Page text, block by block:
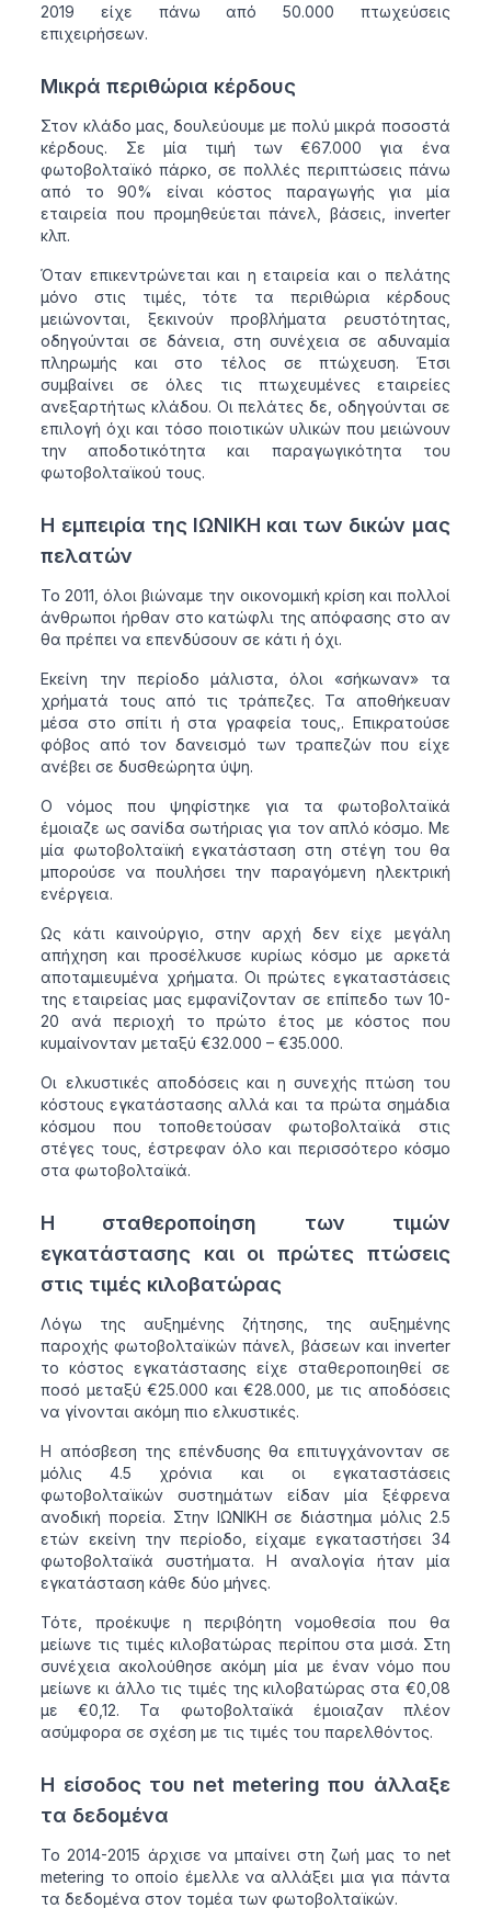
2019 είχε πάνω από 50.000 πτωχεύσεις
επιχειρήσεων.
Μικρά περιθώρια κέρδους
Στον κλάδο μας, δουλεύουμε με πολύ μικρά ποσοστά
κέρδους. Σε μία τιμή των €67.000 για ένα
φωτοβολταϊκό πάρκο, σε πολλές περιπτώσεις πάνω
από το 90% είναι κόστος παραγωγής για μία
εταιρεία που προμηθεύεται πάνελ, βάσεις, inverter
κλπ.
Όταν επικεντρώνεται και η εταιρεία και ο πελάτης
μόνο στις τιμές, τότε τα περιθώρια κέρδους
μειώνονται, ξεκινούν προβλήματα ρευστότητας,
οδηγούνται σε δάνεια, στη συνέχεια σε αδυναμία
πληρωμής και στο τέλος σε πτώχευση. Έτσι
συμβαίνει σε όλες τις πτωχευμένες εταιρείες
ανεξαρτήτως κλάδου. Οι πελάτες δε, οδηγούνται σε
επιλογή όχι και τόσο ποιοτικών υλικών που μειώνουν
την αποδοτικότητα και παραγωγικότητα του
φωτοβολταϊκού τους.
Η εμπειρία της ΙΩΝΙΚΗ και των δικών μας
πελατών
Το 2011, όλοι βιώναμε την οικονομική κρίση και πολλοί
άνθρωποι ήρθαν στο κατώφλι της απόφασης στο αν
θα πρέπει να επενδύσουν σε κάτι ή όχι.
Εκείνη την περίοδο μάλιστα, όλοι «σήκωναν» τα
χρήματά τους από τις τράπεζες. Τα αποθήκευαν
μέσα στο σπίτι ή στα γραφεία τους,. Επικρατούσε
φόβος από τον δανεισμό των τραπεζών που είχε
ανέβει σε δυσθεώρητα ύψη.
Ο νόμος που ψηφίστηκε για τα φωτοβολταϊκά
έμοιαζε ως σανίδα σωτήριας για τον απλό κόσμο. Με
μία φωτοβολταϊκή εγκατάσταση στη στέγη του θα
μπορούσε να πουλήσει την παραγόμενη ηλεκτρική
ενέργεια.
Ως κάτι καινούργιο, στην αρχή δεν είχε μεγάλη
απήχηση και προσέλκυσε κυρίως κόσμο με αρκετά
αποταμιευμένα χρήματα. Οι πρώτες εγκαταστάσεις
της εταιρείας μας εμφανίζονταν σε επίπεδο των 10-
20 ανά περιοχή το πρώτο έτος με κόστος που
κυμαίνονταν μεταξύ €32.000 – €35.000.
Οι ελκυστικές αποδόσεις και η συνεχής πτώση του
κόστους εγκατάστασης αλλά και τα πρώτα σημάδια
κόσμου που τοποθετούσαν φωτοβολταϊκά στις
στέγες τους, έστρεφαν όλο και περισσότερο κόσμο
στα φωτοβολταϊκά.
Η σταθεροποίηση των τιμών
εγκατάστασης και οι πρώτες πτώσεις
στις τιμές κιλοβατώρας
Λόγω της αυξημένης ζήτησης, της αυξημένης
παροχής φωτοβολταϊκών πάνελ, βάσεων και inverter
το κόστος εγκατάστασης είχε σταθεροποιηθεί σε
ποσό μεταξύ €25.000 και €28.000, με τις αποδόσεις
να γίνονται ακόμη πιο ελκυστικές.
Η απόσβεση της επένδυσης θα επιτυγχάνονταν σε
μόλις 4.5 χρόνια και οι εγκαταστάσεις
φωτοβολταϊκών συστημάτων είδαν μία ξέφρενα
ανοδική πορεία. Στην ΙΩΝΙΚΗ σε διάστημα μόλις 2.5
ετών εκείνη την περίοδο, είχαμε εγκαταστήσει 34
φωτοβολταϊκά συστήματα. Η αναλογία ήταν μία
εγκατάσταση κάθε δύο μήνες.
Τότε, προέκυψε η περιβόητη νομοθεσία που θα
μείωνε τις τιμές κιλοβατώρας περίπου στα μισά. Στη
συνέχεια ακολούθησε ακόμη μία με έναν νόμο που
μείωνε κι άλλο τις τιμές της κιλοβατώρας στα €0,08
με €0,12. Τα φωτοβολταϊκά έμοιαζαν πλέον
ασύμφορα σε σχέση με τις τιμές του παρελθόντος.
Η είσοδος του net metering που άλλαξε
τα δεδομένα
Το 2014-2015 άρχισε να μπαίνει στη ζωή μας το net
metering το οποίο έμελλε να αλλάξει μια για πάντα
τα δεδομένα στον τομέα των φωτοβολταϊκών.